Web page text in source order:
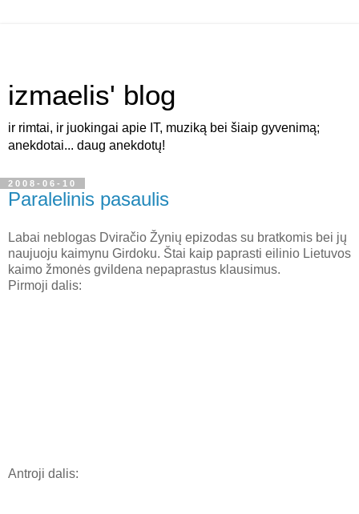
izmaelis' blog
ir rimtai, ir juokingai apie IT, muziką bei šiaip gyvenimą;
anekdotai... daug anekdotų!
2008-06-10
Paralelinis pasaulis
Labai neblogas Dviračio Žynių epizodas su bratkomis bei jų
naujuoju kaimynu Girdoku. Štai kaip paprasti eilinio Lietuvos
kaimo žmonės gvildena nepaprastus klausimus.
Pirmoji dalis:
Antroji dalis: